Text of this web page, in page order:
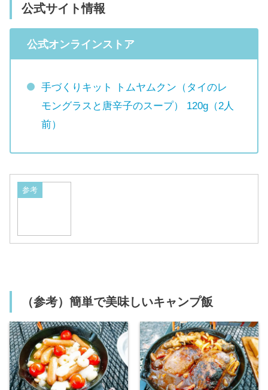
公式サイト情報
公式オンラインストア
手づくりキット トムヤムクン（タイのレ
モングラスと唐辛子のスープ） 120g（2人
前）
参考
（参考）簡単で美味しいキャンプ飯